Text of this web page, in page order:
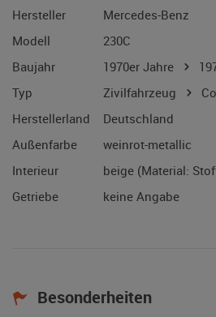
Hersteller
Mercedes-Benz
Modell
230C
Baujahr
1970er Jahre
Typ
Zivilfahrzeug
Herstellerland
Deutschland
Außenfarbe
weinrot-metallic
Interieur
beige (Material:
Getriebe
keine Angabe
Besonderheiten